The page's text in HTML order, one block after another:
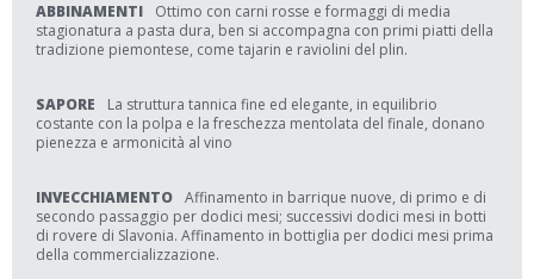
ABBINAMENTI
Ottimo con carni rosse e formaggi di media
stagionatura a pasta dura, ben si accompagna con primi piatti della
tradizione piemontese, come tajarin e raviolini del plin.
SAPORE
La struttura tannica fine ed elegante, in equilibrio
costante con la polpa e la freschezza mentolata del finale, donano
pienezza e armonicità al vino
INVECCHIAMENTO Affinamento in barrique nuove, di primo e di
secondo passaggio per dodici mesi; successivi dodici mesi in botti
di rovere di Slavonia. Affinamento in bottiglia per dodici mesi prima
della commercializzazione.